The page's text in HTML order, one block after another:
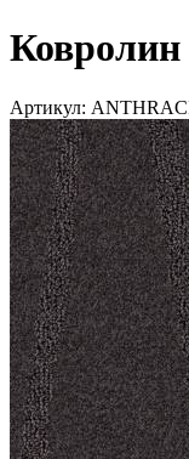
Ковролин
Артикул: